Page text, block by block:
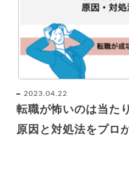
2023.04.22
転職が怖いのは当た
原因と対処法をプロ